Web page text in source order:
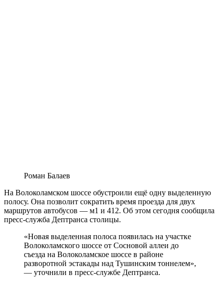
Роман Балаев
На Волоколамском шоссе обустроили ещё одну выделенную
полосу. Она позволит сократить время проезда для двух
маршрутов автобусов — м1 и 412. Об этом сегодня сообщила
пресс-служба Дептранса столицы.
«Новая выделенная полоса появилась на участке
Волоколамского шоссе от Сосновой аллеи до
съезда на Волоколамское шоссе в районе
разворотной эстакады над Тушинским тоннелем»,
— уточнили в пресс-службе Дептранса.